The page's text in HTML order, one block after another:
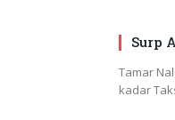
Surp
Tamar
kadar